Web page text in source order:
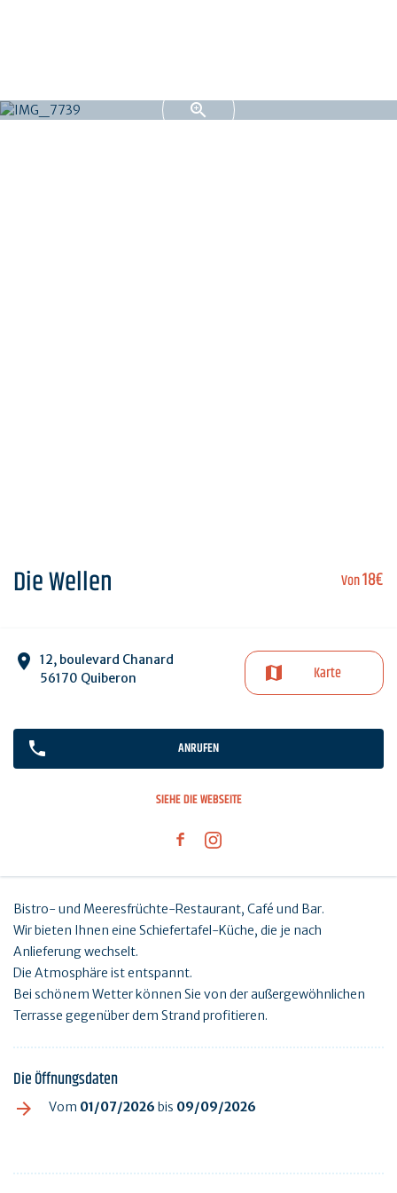
Von18€
Die Wellen
12, boulevard Chanard
56170 Quiberon
Karte
ANRUFEN
SIEHE DIE WEBSEITE
Bistro- und Meeresfrüchte-Restaurant, Café und Bar.
Wir bieten Ihnen eine Schiefertafel-Küche, die je nach
Anlieferung wechselt.
Die Atmosphäre ist entspannt.
Bei schönem Wetter können Sie von der außergewöhnlichen
Terrasse gegenüber dem Strand profitieren.
Die Öffnungsdaten
Vom 01/07/2026 bis 09/09/2026